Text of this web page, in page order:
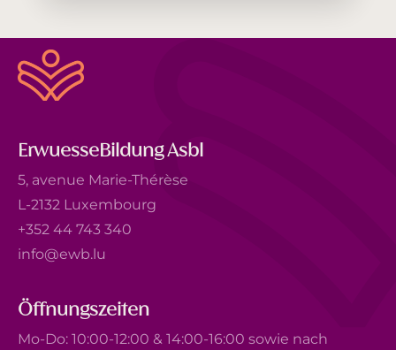
ErwuesseBildung Asbl
5, avenue Marie-Thérèse
L-2132 Luxembourg
+352 44 743 340
info@ewb.lu
Öffnungszeiten
Mo-Do: 10:00-12:00 & 14:00-16:00 sowie nach